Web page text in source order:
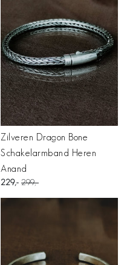
Zilveren Dragon Bone
Schakelarmband Heren
Anand
229 299